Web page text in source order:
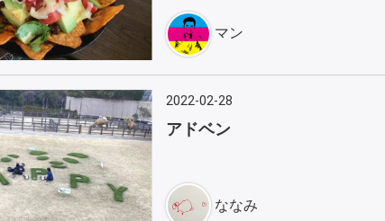
マン
2022-02-28
アドベン
ななみ